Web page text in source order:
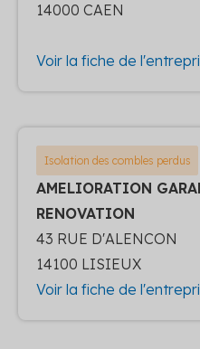
14000 CAEN
Voir la fiche de
Isolation des combles perdus
AMELIORATION
RENOVATION
43 RUE D'ALENCON
14100 LISIEUX
Voir la fiche de